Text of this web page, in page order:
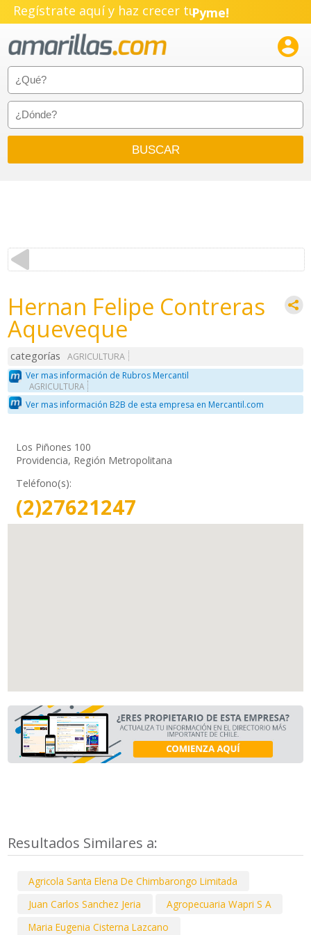
Regístrate aquí y haz crecer tuPyme!
Emprendimiento!

Hernan Felipe Contreras
Aqueveque
categorías
AGRICULTURA
Ver mas información de Rubros Mercantil
AGRICULTURA
Ver mas información B2B de esta empresa en Mercantil.com
Los Piñones 100
Providencia, Región Metropolitana
Teléfono(s):
(2)27621247
Resultados Similares a:
Agricola Santa Elena De Chimbarongo Limitada
Juan Carlos Sanchez Jeria
Agropecuaria Wapri S A
Maria Eugenia Cisterna Lazcano